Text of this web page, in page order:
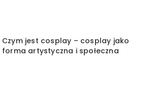
Czym jest cosplay – cosplay jako
forma artystyczna i społeczna